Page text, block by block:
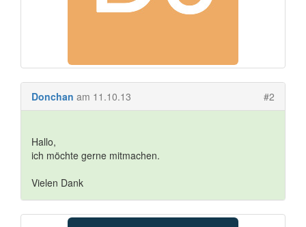
Donchan am 11.10.13 #2
Hallo,
ich möchte gerne mitmachen.
Vielen Dank